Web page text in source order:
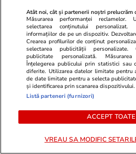
Ştiri
Ce nu trebuie să faci de
Știri România
Rezultatele Loto 6/49 din 26
Numerele câștigătoare
Atât noi, cât și partenerii noștri prelucrăm
Măsurarea performanței reclamelor.
selectarea conținutului personalizat.
informațiilor de pe un dispozitiv.
Crearea profilurilor de conținut
selectarea publicității personalizate.
publicitate personalizată.
Înțelegerea publicului prin statistici sau
diferite. Utilizarea datelor limitate pentru
de date limitate pentru a selecta
și identificarea prin scanarea dispozitivului.
Listă parteneri (furnizori)
ACCEPT TOATE
VREAU SA MODIFIC